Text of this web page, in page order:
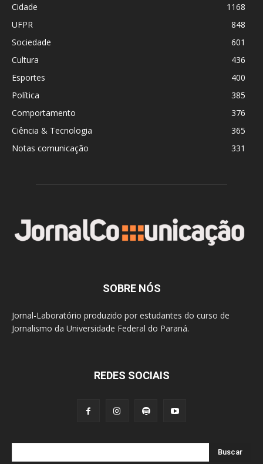
Cidade
1168
UFPR
848
Sociedade
601
Cultura
436
Esportes
400
Política
385
Comportamento
376
Ciência & Tecnologia
365
Notas comunicação
331
SOBRE NÓS
Jornal-Laboratório produzido por estudantes do curso de
Jornalismo da Universidade Federal do Paraná.
REDES SOCIAIS
Buscar